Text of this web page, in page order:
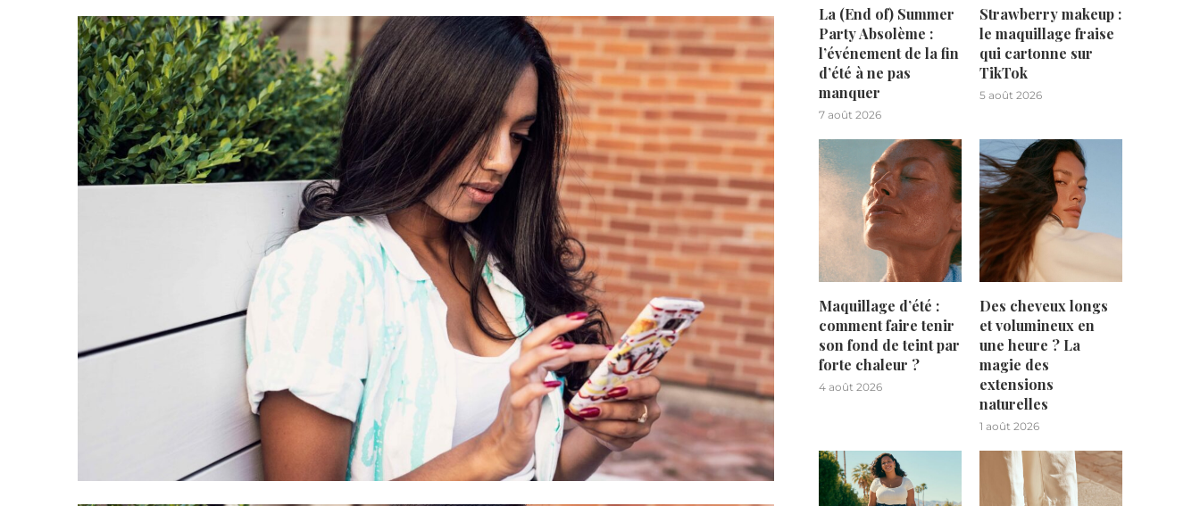
La (End of) Summer
Party Absolème :
l’événement de la fin
d’été à ne pas
manquer
7 août 2026
Strawberry makeup :
le maquillage fraise
qui cartonne sur
TikTok
5 août 2026
Maquillage d’été :
comment faire tenir
son fond de teint par
forte chaleur ?
4 août 2026
Des cheveux longs
et volumineux en
une heure ? La
magie des
extensions
naturelles
1 août 2026